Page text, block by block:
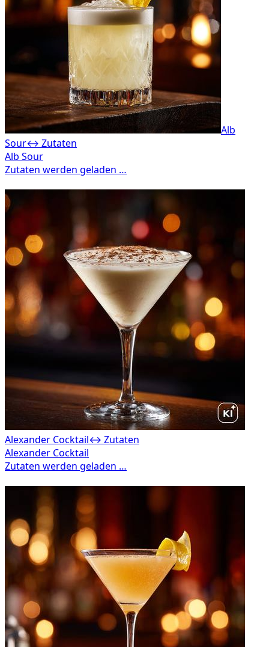
Alb
Sour↔ Zutaten
Alexander Cocktail↔ Zutaten